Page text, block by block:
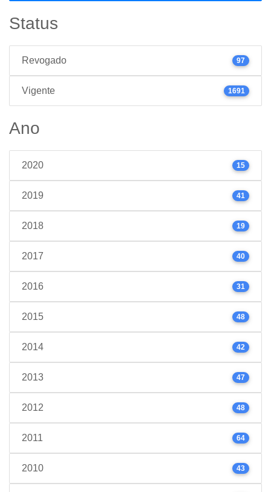
Status
Revogado 97
Vigente 1691
Ano
2020 15
2019 41
2018 19
2017 40
2016 31
2015 48
2014 42
2013 47
2012 48
2011 64
2010 43